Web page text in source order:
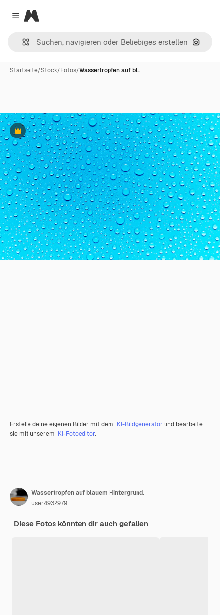
Close menu
Magnific
Nach
Startseite/Stock/Fotos/Wassertropfen auf bl…
Premium
Erstelle deine eigenen Bilder mit dem KI-Bildgenerator und bearbeite
sie mit unserem KI-Fotoeditor.
Wassertropfen auf blauem Hintergrund.
user4932979
Diese Fotos könnten dir auch gefallen